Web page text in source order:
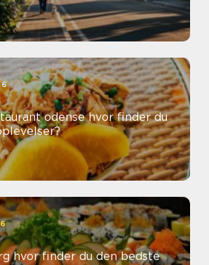
odense hvor finder du